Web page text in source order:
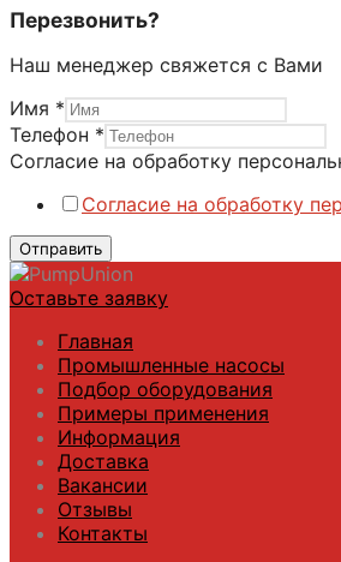
Перезвонить?
Наш менеджер свяжется с Вами
Имя *
Телефон *
обработку
Имя
Согласие на обработку
Согласие на обработку
Отправить
Оставьте заявку
Главная
Промышленные насосы
Подбор оборудования
Примеры применения
Информация
Доставка
Вакансии
Отзывы
Контакты